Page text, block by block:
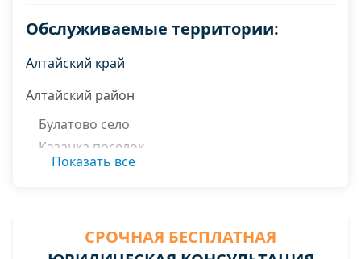
Обслуживаемые территории:
Алтайский край
Алтайский район
Булатово село
Казанка поселок
Куяган село
Тоурак село
Показать все
СРОЧНАЯ БЕСПЛАТНАЯ